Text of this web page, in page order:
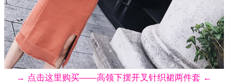
→ 点击这里购买——高领下摆开叉针织裙两件套 ←